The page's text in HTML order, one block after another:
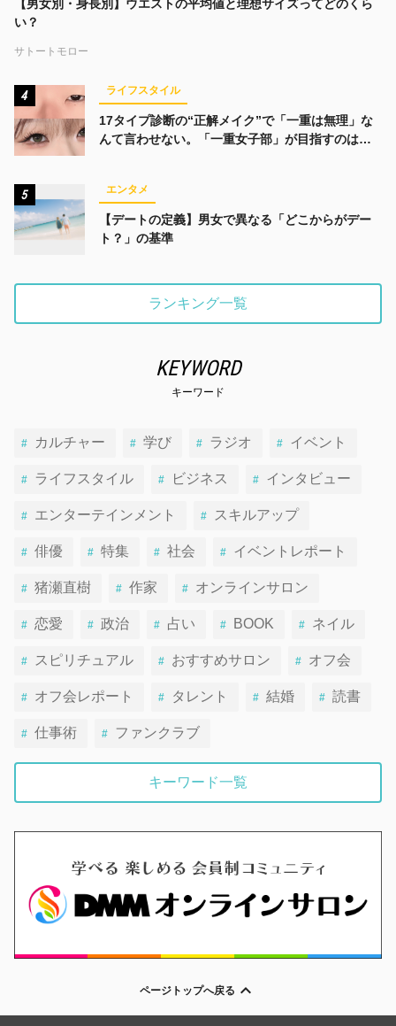
【男女別・身長別】ウエストの平均値と理想サイズってどのくら
い？
サトートモロー
4 ライフスタイル
17タイプ診断の“正解メイク”で「一重は無理」な
んて言わせない。「一重女子部」が目指すのは、
5 エンタメ
【デートの定義】男女で異なる「どこからがデー
ト？」の基準
ランキング一覧
KEYWORD
キーワード
カルチャー 学び ラジオ イベント
ライフスタイル ビジネス インタビュー
エンターテインメント スキルアップ
俳優 特集 社会 イベントレポート
猪瀬直樹 作家 オンラインサロン
恋愛 政治 占い BOOK ネイル
スピリチュアル おすすめサロン オフ会
オフ会レポート タレント 結婚 読書
仕事術 ファンクラブ
キーワード一覧
ページトップへ戻る